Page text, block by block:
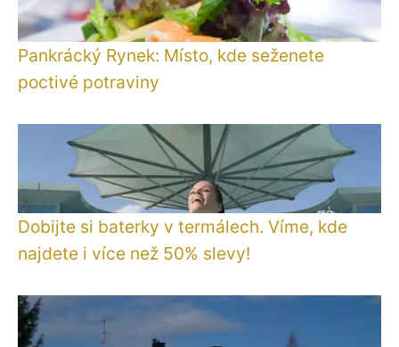
Pankrácký Rynek: Místo, kde seženete
poctivé potraviny
Dobijte si baterky v termálech. Víme, kde
najdete i více než 50% slevy!